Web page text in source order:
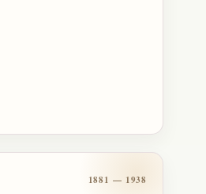
1881 — 1938